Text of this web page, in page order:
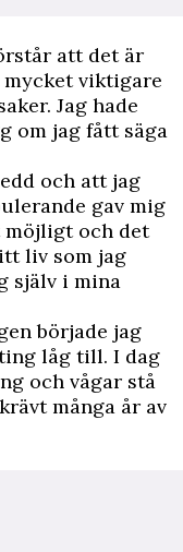
att det är
viktigare
Jag hade
om jag fått säga
och att jag
gav mig
och det
liv som jag
själv i mina
började jag
låg till. I dag
och vågar stå
många år av